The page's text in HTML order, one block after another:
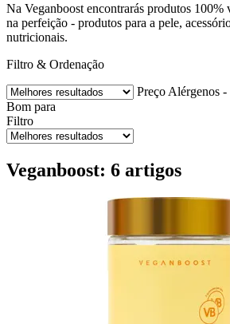
Na Veganboost encontrarás produtos 100%
na perfeição - produtos para a pele,
nutricionais.
Filtro & Ordenação
Preço Alérgenos
Bom para
Filtro
Veganboost: 6 artigos